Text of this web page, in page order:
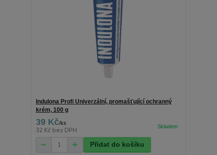
Indulona Profi Univerzální, promašťující ochranný
krém, 100 g
39 Kč/ks
32 Kč bez DPH
Přidat do košíku